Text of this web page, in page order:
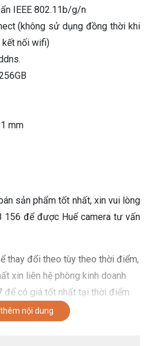
IEEE 802.11b/g/n
(không sử dụng đồng thời khi
kết nối wifi)
mm
sản phẩm tốt nhất, xin vui lòng
156 để được Huế camera tư vấn
thay đổi theo tùy theo thời điểm,
xin liên hệ phòng kinh doanh
để có giá tốt nhất tại thời điểm
nội dung